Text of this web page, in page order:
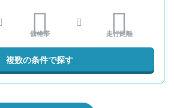
価格帯 走行距離
複数の条件で探す